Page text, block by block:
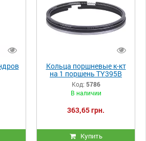
Кольца поршневые к-кт
на 1 поршень TY395B
Код: 5786
В наличии
363,65 грн.
Купить